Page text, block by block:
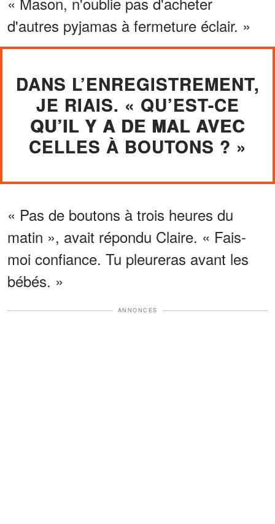
d'autres pyjamas à fermeture éclair. »
DANS L’ENREGISTREMENT,
JE RIAIS. « QU’EST-CE
QU’IL Y A DE MAL AVEC
CELLES À BOUTONS ? »
« Pas de boutons à trois heures du
matin », avait répondu Claire. « Fais-
moi confiance. Tu pleureras avant les
bébés. »
ANNONCES